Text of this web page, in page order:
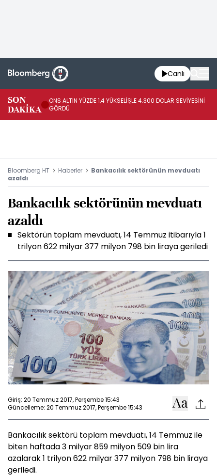
Canlı
SON
DAKİKA
ONS ALTIN YÜZDE 1,4 YÜKSELİŞLE 4.300 DOLAR SEVİYESİNİ
GÖRDÜ
Bloomberg HT Haberler
Bankacılık sektörünün mevduatı
azaldı
Bankacılık sektörünün mevduatı
azaldı
Sektörün toplam mevduatı, 14 Temmuz itibarıyla 1
trilyon 622 milyar 377 milyon 798 bin liraya geriledi
Giriş: 20 Temmuz 2017, Perşembe 15:43
Güncelleme: 20 Temmuz 2017, Perşembe 15:43
Bankacılık sektörü toplam mevduatı, 14 Temmuz ile
biten haftada 3 milyar 859 milyon 509 bin lira
azalarak 1 trilyon 622 milyar 377 milyon 798 bin liraya
geriledi.